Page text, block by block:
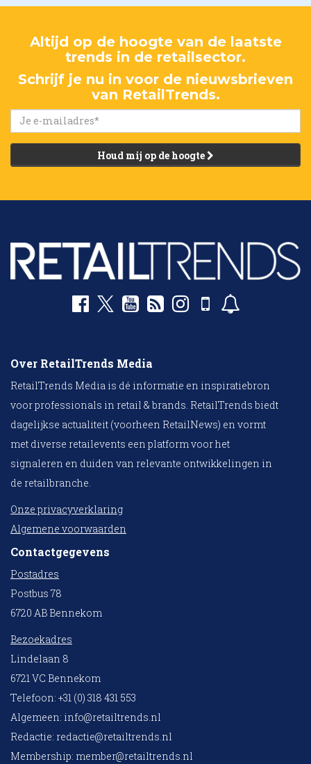
Altijd op de hoogte van de laatste
trends in de retailsector.
Schrijf je nu in voor de nieuwsbrieven
van RetailTrends.
Houd mij op de hoogte
Over RetailTrends Media
RetailTrends Media is dé informatie en inspiratiebron
voor professionals in retail & brands. RetailTrends biedt
dagelijkse actualiteit (voorheen RetailNews) en vormt
met diverse retailevents een platform voor het
signaleren en duiden van relevante ontwikkelingen in
de retailbranche.
Onze privacyverklaring
Algemene voorwaarden
Contactgegevens
Postadres
Postbus 78
6720 AB Bennekom
Bezoekadres
Lindelaan 8
6721 VC Bennekom
Telefoon: +31 (0) 318 431 553
Algemeen: info@retailtrends.nl
Redactie: redactie@retailtrends.nl
Membership: member@retailtrends.nl